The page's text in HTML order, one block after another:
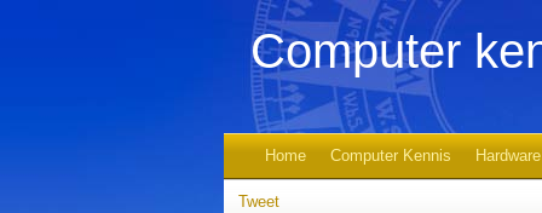
Computer
Home Computer Kennis Hardware
Tweet